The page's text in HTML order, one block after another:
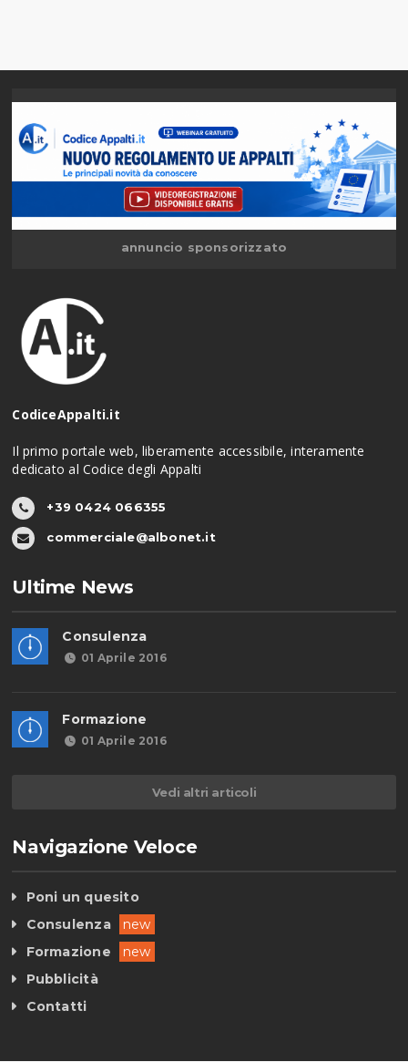
annuncio sponsorizzato
CodiceAppalti.it
Il primo portale web, liberamente accessibile, interamente
dedicato al Codice degli Appalti
+39 0424 066355
commerciale@albonet.it
Ultime News
Consulenza
01 Aprile 2016
Formazione
01 Aprile 2016
Vedi altri articoli
Navigazione Veloce
Poni un quesito
Consulenza
new
Formazione
new
Pubblicità
Contatti